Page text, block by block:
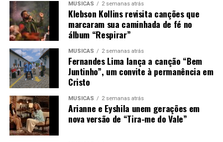
MÚSICAS 2 semanas atrás
Klebson Kollins revisita canções que
marcaram sua caminhada de fé no
álbum “Respirar”
MÚSICAS 2 semanas atrás
Fernandes Lima lança a canção “Bem
Juntinho”, um convite à permanência em
Cristo
MÚSICAS 2 semanas atrás
Arianne e Eyshila unem gerações em
nova versão de “Tira-me do Vale”